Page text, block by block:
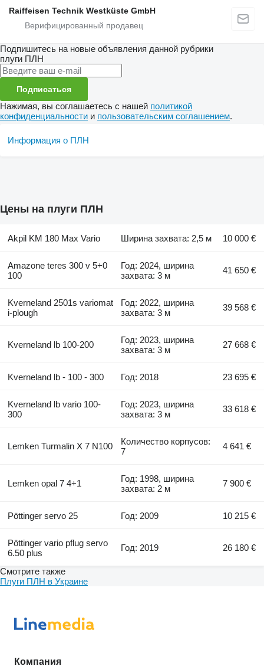
Raiffeisen Technik Westküste GmbH
Подпишитесь на новые объявления данной рубрики
плуги ПЛН
Подписаться
Нажимая, вы соглашаетесь с нашей политикой
конфиденциальности и пользовательским соглашением.
Информация о ПЛН
Цены на плуги ПЛН
Akpil KM 180 Max Vario Ширина захвата: 2,5 м 10 000 €
Amazone teres 300 v 5+0
100
Год: 2024, ширина
захвата: 3 м
41 650 €
Kverneland 2501s variomat
i-plough
Год: 2022, ширина
захвата: 3 м
39 568 €
Kverneland lb 100-200
Год: 2023, ширина
захвата: 3 м
27 668 €
Kverneland lb - 100 - 300 Год: 2018 23 695 €
Kverneland lb vario 100-
300
Год: 2023, ширина
захвата: 3 м
33 618 €
Lemken Turmalin X 7 N100
Количество корпусов:
7
4 641 €
Lemken opal 7 4+1
Год: 1998, ширина
захвата: 2 м
7 900 €
Pöttinger servo 25 Год: 2009 10 215 €
Pöttinger vario pflug servo
6.50 plus
Год: 2019 26 180 €
Смотрите также
Плуги ПЛН в Украине
Компания